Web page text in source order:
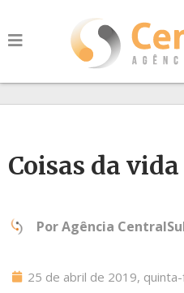
Coisas da vida
PorAgência
25 de abril de 2019,